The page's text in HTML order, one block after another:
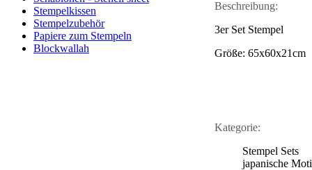
Stempelkissen
Stempelzubehör
Papiere zum Stempeln
Blockwallah
Beschreibung:
3er Set Stempel
Größe: 65x60x21cm
Kategorie:
Stempel Sets
japanische